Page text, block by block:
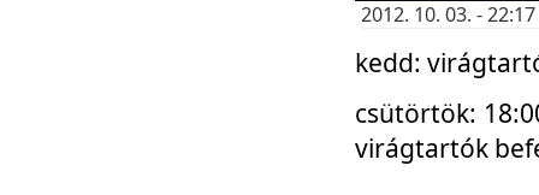
2012. 10. 03. -
kedd:
csütörtök:
virágtartók